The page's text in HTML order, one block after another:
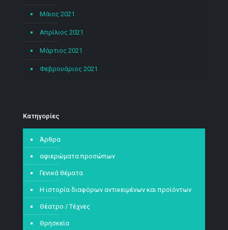
Μάιος 2021
Απρίλιος 2021
Μάρτιος 2021
Φεβρουάριος 2021
Kατηγορίες
Άρθρα
αφιερώματα προσώπων
Γενικά θέματα
Η ιστορία διαφόρων αντικειμένων και προϊόντων
Θέατρο / Τέχνες
Θρησκεία